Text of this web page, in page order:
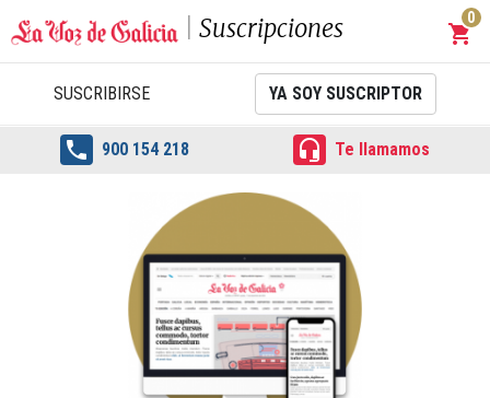
Suscripciones shopping_cart
0
SUSCRIBIRSE YA SOY SUSCRIPTOR
 900 154 218  Te llamamos